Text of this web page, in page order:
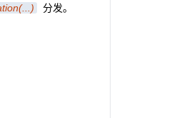
分发。